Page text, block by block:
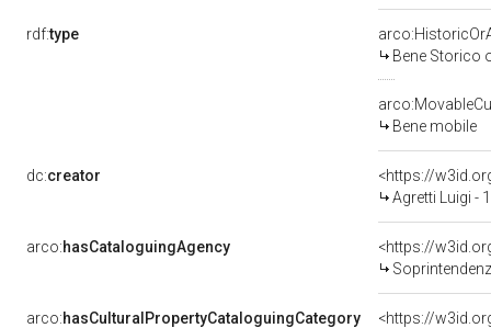
rdf:type
Bene Storico
Bene mobile
dc:creator
<https://
Agretti Luigi -
arco:hasCataloguingAgency
<https://
arco:hasCulturalPropertyCataloguingCategory
<https://